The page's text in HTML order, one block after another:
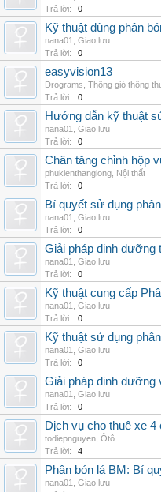
Trả lời:
0
Kỹ thuật dùng phân
nana01
Giao lưu
Trả lời:
0
easyvision13
Drograms Thông gió thông
Trả lời:
0
Hướng dẫn kỹ thuật
nana01
Giao lưu
Trả lời:
0
Chân tăng chỉnh hộp
phukienthanglong Nội thất
Trả lời:
0
Bí quyết sử dụng
nana01
Giao lưu
Trả lời:
0
Giải pháp dinh dưỡng
nana01
Giao lưu
Trả lời:
0
Kỹ thuật cung cấp
nana01
Giao lưu
Trả lời:
0
Kỹ thuật sử dụng
nana01
Giao lưu
Trả lời:
0
Giải pháp dinh dưỡng
nana01
Giao lưu
Trả lời:
0
Dịch vụ cho thuê xe
todiepnguyen Ôtô
Trả lời:
4
Phân bón lá BM: Bí
nana01
Giao lưu